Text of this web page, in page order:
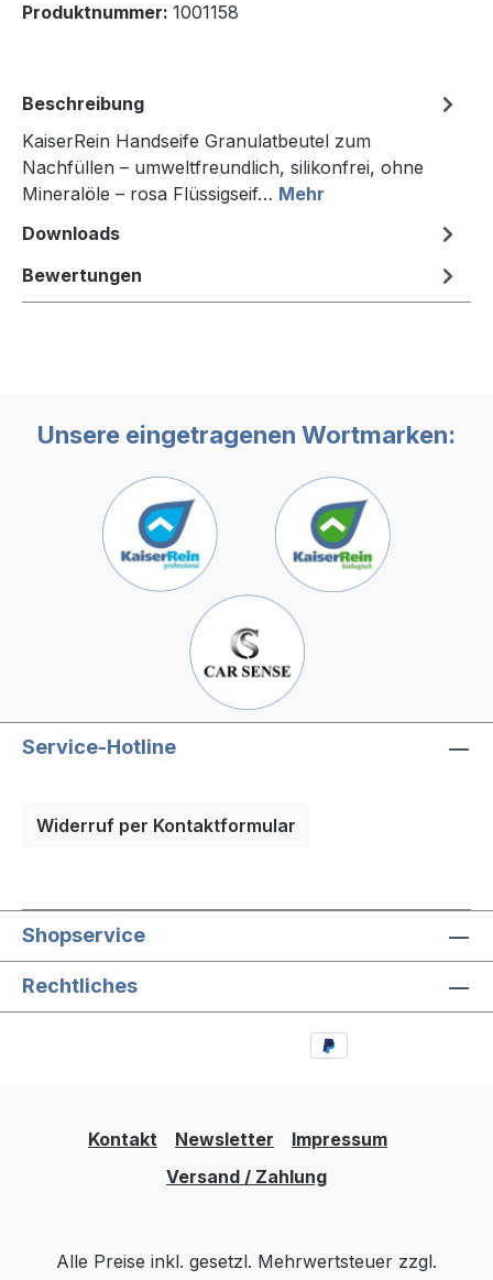
Produktnummer: 1001158
Beschreibung
​​​​​​KaiserRein Handseife Granulatbeutel zum
Nachfüllen – umweltfreundlich, silikonfrei, ohne
Mineralöle – rosa Flüssigseif… Mehr
Downloads
Bewertungen
Unsere eingetragenen Wortmarken:
Service-Hotline
Widerruf per Kontaktformular
Shopservice
Rechtliches
Kontakt Newsletter
Impressum
Versand / Zahlung
Alle Preise inkl. gesetzl. Mehrwertsteuer zzgl.